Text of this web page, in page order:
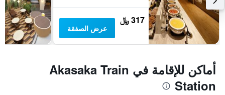
317 ﷼
عرض الصفقة
أماكن للإقامة في Akasaka Train
Station